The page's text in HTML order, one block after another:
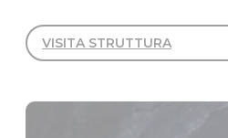
VISITA STRUTTURA